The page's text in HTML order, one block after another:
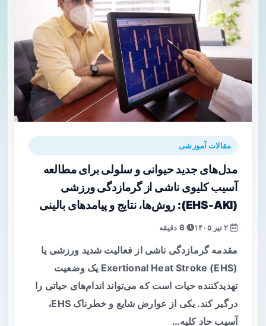
مقالات آموزشی
مدل‌های جدید حیوانی و سلولی برای مطالعه
آسیب کلیوی ناشی از گرمازدگی ورزشی
(EHS-AKI): روش‌ها، نتایج و پیامدهای بالینی
8 دقیقه
مقدمه گرمازدگی ناشی از فعالیت شدید ورزشی یا
Exertional Heat Stroke (EHS) یک وضعیت
تهدیدکننده حیات است که می‌تواند اندام‌های حیاتی را
درگیر کند. یکی از عوارض شایع و خطرناک EHS،
آسیب حاد کلیه…